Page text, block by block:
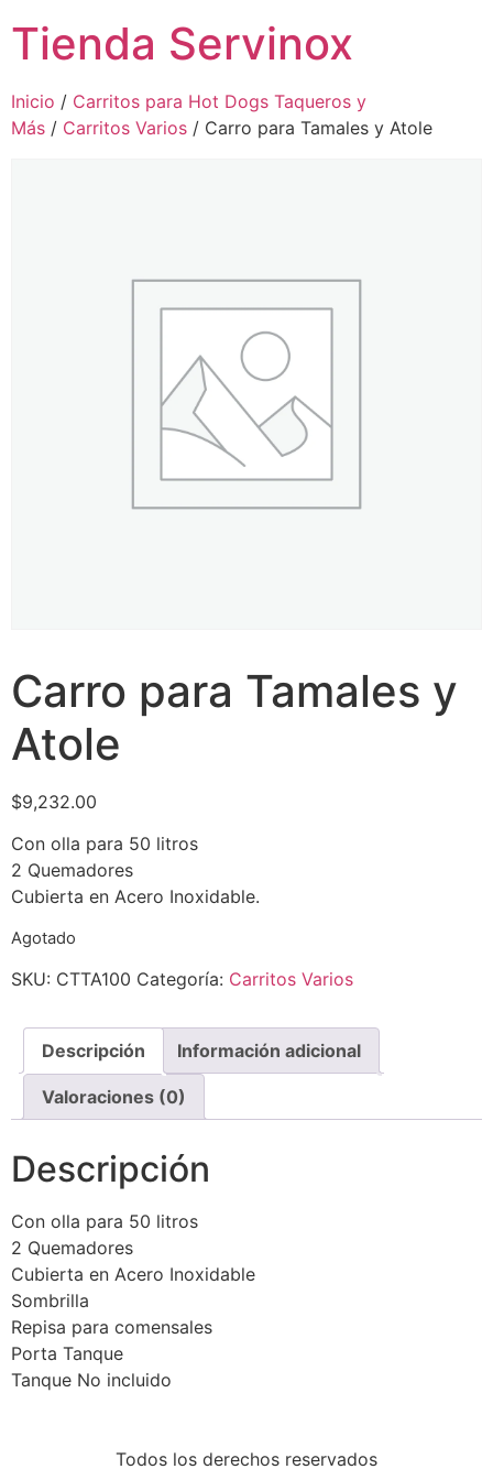
Tienda Servinox
Inicio / Carritos para Hot Dogs Taqueros y
Más / Carritos Varios / Carro para Tamales y Atole
Carro para Tamales y
Atole
$9,232.00
Con olla para 50 litros
2 Quemadores
Cubierta en Acero Inoxidable.
Agotado
SKU: CTTA100 Categoría: Carritos Varios
Descripción Información adicional
Valoraciones (0)
Descripción
Con olla para 50 litros
2 Quemadores
Cubierta en Acero Inoxidable
Sombrilla
Repisa para comensales
Porta Tanque
Tanque No incluido
Todos los derechos reservados